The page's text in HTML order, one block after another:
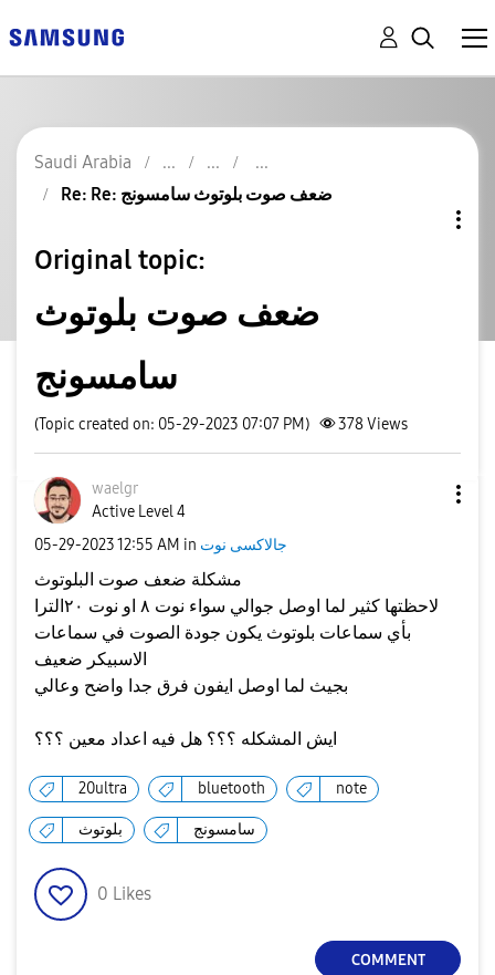
Saudi Arabia
Re: Re: ضعف صوت بلوتوث سامسونج
Original topic:
ضعف صوت بلوتوث
سامسونج
(Topic created on: 05-29-2023 07:07 PM) 378Views
waelgr
Active Level 4
‎05-29-202312:55 AM in جالاكسى نوت
مشكلة ضعف صوت البلوتوث
لاحظتها كثير لما اوصل جوالي سواء نوت ٨ او نوت ٢٠الترا
بأي سماعات بلوتوث يكون جودة الصوت في سماعات
الاسبيكر ضعيف
بجيث لما اوصل ايفون فرق جدا واضح وعالي
ايش المشكله ؟؟؟ هل فيه اعداد معين ؟؟؟
20ultra bluetooth note
بلوتوث سامسونج
0 Likes
COMMENT